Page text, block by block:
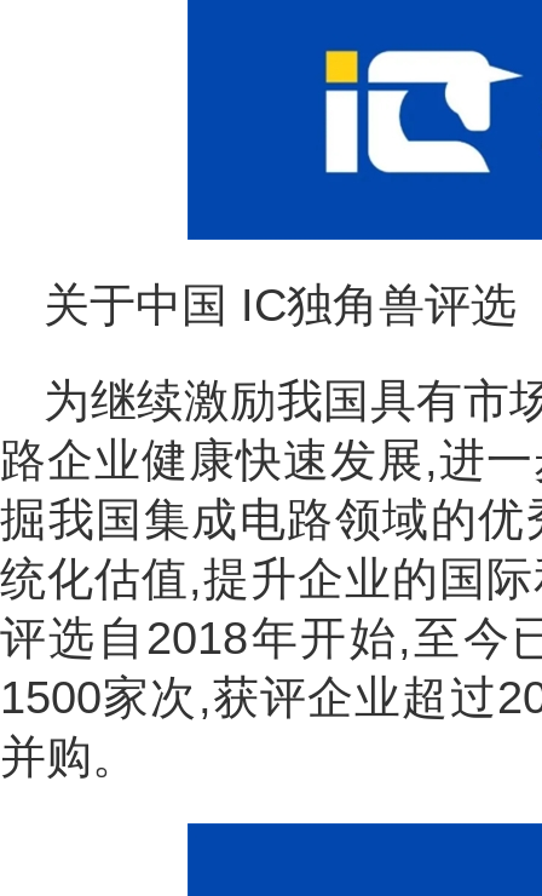
关于中国 IC独角兽评选
为继续激励我国具有市
路企业健康快速发展,进
掘我国集成电路领域的
统化估值,提升企业的国
评选自2018年开始,至今
1500家次,获评企业超过
并购。